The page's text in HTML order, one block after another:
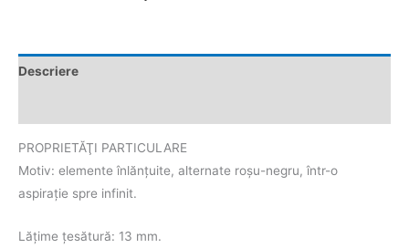
Descriere
PROPRIETĂŢI PARTICULARE
Motiv: elemente înlănţuite, alternate roşu-negru, într-o
aspiraţie spre infinit.
Lățime țesătură: 13 mm.